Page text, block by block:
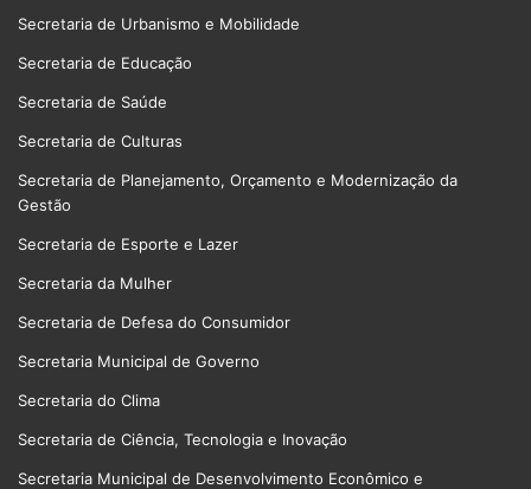
Secretaria de Urbanismo e Mobilidade
Secretaria de Educação
Secretaria de Saúde
Secretaria de Culturas
Secretaria de Planejamento, Orçamento e Modernização da
Gestão
Secretaria de Esporte e Lazer
Secretaria da Mulher
Secretaria de Defesa do Consumidor
Secretaria Municipal de Governo
Secretaria do Clima
Secretaria de Ciência, Tecnologia e Inovação
Secretaria Municipal de Desenvolvimento Econômico e